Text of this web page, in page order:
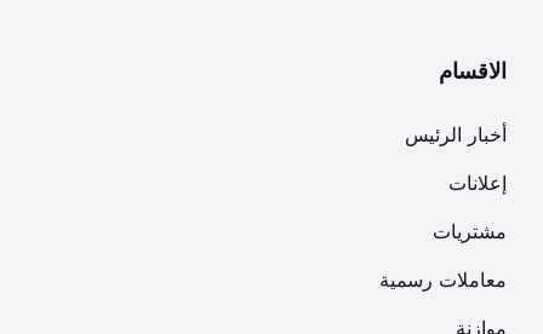
الاقسام
أخبار الرئيس
إعلانات
مشتريات
معاملات رسمية
موازنة